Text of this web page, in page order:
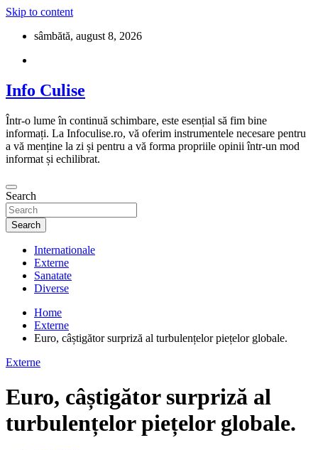
Skip to content
sâmbătă, august 8, 2026
Info Culise
Într-o lume în continuă schimbare, este esențial să fim bine
informați. La Infoculise.ro, vă oferim instrumentele necesare pentru
a vă menține la zi și pentru a vă forma propriile opinii într-un mod
informat și echilibrat.
Search
Search
Internationale
Externe
Sanatate
Diverse
Home
Externe
Euro, câștigător surpriză al turbulențelor piețelor globale.
Externe
Euro, câștigător surpriză al
turbulențelor piețelor globale.